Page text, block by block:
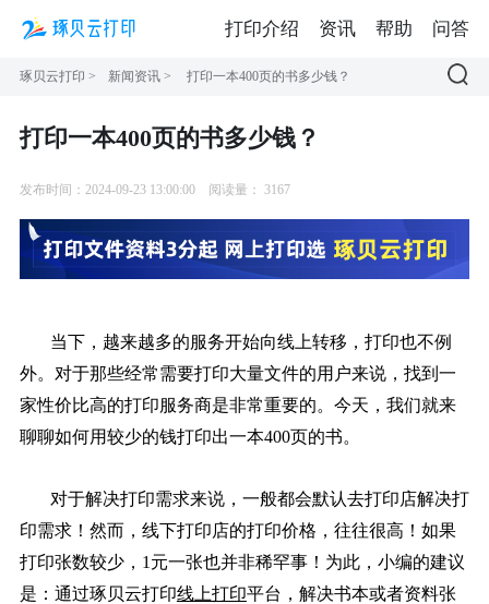
琢贝云打印 > 新闻资讯 > 打印一本400页的书多少钱？
打印一本400页的书多少钱？
发布时间：2024-09-23 13:00:00 阅读量： 3167
当下，越来越多的服务开始向线上转移，打印也不例
外。对于那些经常需要打印大量文件的用户来说，找到一
家性价比高的打印服务商是非常重要的。今天，我们就来
聊聊如何用较少的钱打印出一本400页的书。
对于解决打印需求来说，一般都会默认去打印店解决打
印需求！然而，线下打印店的打印价格，往往很高！如果
打印张数较少，1元一张也并非稀罕事！为此，小编的建议
是：通过琢贝云打印线上打印平台，解决书本或者资料张
打印介绍 资讯 帮助 问答